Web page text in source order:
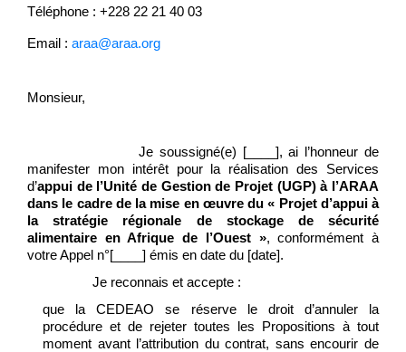
Téléphone : +228 22 21 40 03
Email : araa@araa.org
Monsieur,
Je soussigné(e) [____], ai l’honneur de
manifester mon intérêt pour la réalisation des Services
d’appui de l’Unité de Gestion de Projet (UGP) à l’ARAA
dans le cadre de la mise en œuvre du « Projet d’appui à
la stratégie régionale de stockage de sécurité
alimentaire en Afrique de l’Ouest », conformément à
votre Appel n°[____] émis en date du [date].
Je reconnais et accepte :
que la CEDEAO se réserve le droit d’annuler la
procédure et de rejeter toutes les Propositions à tout
moment avant l’attribution du contrat, sans encourir de